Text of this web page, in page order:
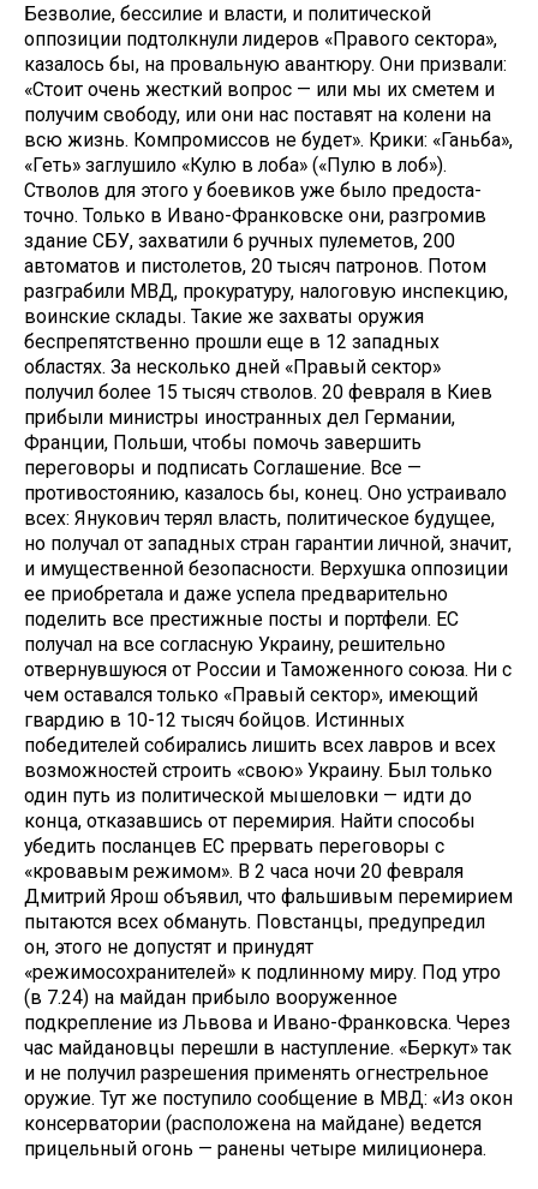
Безволие, бессилие и власти, и полити­ческой
оппозиции подтолкнули лиде­ров «Правого сектора»,
казалось бы, на провальную авантюру. Они призвали:
«Стоит очень жесткий вопрос — или мы их сметем и
получим свободу, или они нас поставят на колени на
всю жизнь. Компромиссов не будет». Кри­ки: «Ганьба»,
«Геть» заглушило «Кулю в лоба» («Пулю в лоб»).
Стволов для этого у боевиков уже было предоста­
точно. Только в Ивано-Франковске они, разгромив
здание СБУ, захватили 6 ручных пулеметов, 200
автоматов и пистолетов, 20 тысяч патронов. Потом
разграбили МВД, прокуратуру, нало­говую инспекцию,
воинские склады. Такие же захваты оружия
беспрепят­ственно прошли еще в 12 западных
областях. За несколько дней «Пра­вый сектор»
получил более 15 тысяч стволов. 20 февраля в Киев
прибыли министры иностранных дел Герма­нии,
Франции, Польши, чтобы помочь завершить
переговоры и подписать Соглашение. Все —
противостоянию, казалось бы, конец. Оно устраивало
всех: Янукович терял власть, полити­ческое будущее,
но получал от запад­ных стран гарантии личной, значит,
и имущественной безопасности. Вер­хушка оппозиции
ее приобретала и даже успела предварительно
поделить все престижные посты и портфели. ЕС
получал на все согласную Украину, ре­шительно
отвернувшуюся от России и Таможенного союза. Ни с
чем оставал­ся только «Правый сектор», имеющий
гвардию в 10-12 тысяч бойцов. Истин­ных
победителей собирались лишить всех лавров и всех
возможностей строить «свою» Украину. Был только
один путь из политической мышелов­ки — идти до
конца, отказавшись от перемирия. Найти способы
убедить посланцев ЕС прервать переговоры с
«кровавым режимом». В 2 часа ночи 20 февраля
Дмитрий Ярош объявил, что фальшивым перемирием
пытаются всех обмануть. Повстанцы, предупре­дил
он, этого не допустят и принудят
«режимосохранителей» к подлинному миру. Под утро
(в 7.24) на майдан при­было вооруженное
подкрепление из Львова и Ивано-Франковска. Через
час майдановцы перешли в наступление. «Беркут» так
и не получил разрешения применять огнестрельное
оружие. Тут же поступило сообщение в МВД: «Из окон
консерватории (расположена на майдане) ведется
прицельный огонь — ранены четыре милиционера.